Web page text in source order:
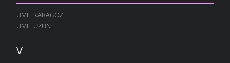
ÜMIT KARAGÖZ
ÜMIT UZUN
V